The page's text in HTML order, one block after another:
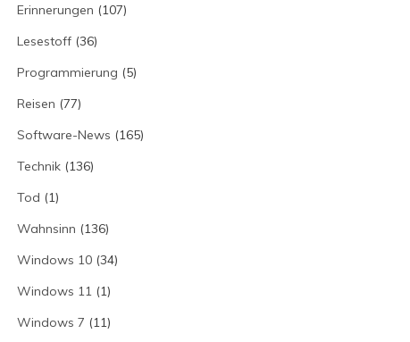
Erinnerungen (107)
Lesestoff(36)
Programmierung (5)
Reisen (77)
Software-News (165)
Technik(136)
Tod (1)
Wahnsinn (136)
Windows 10(34)
Windows 11 (1)
Windows 7 (11)